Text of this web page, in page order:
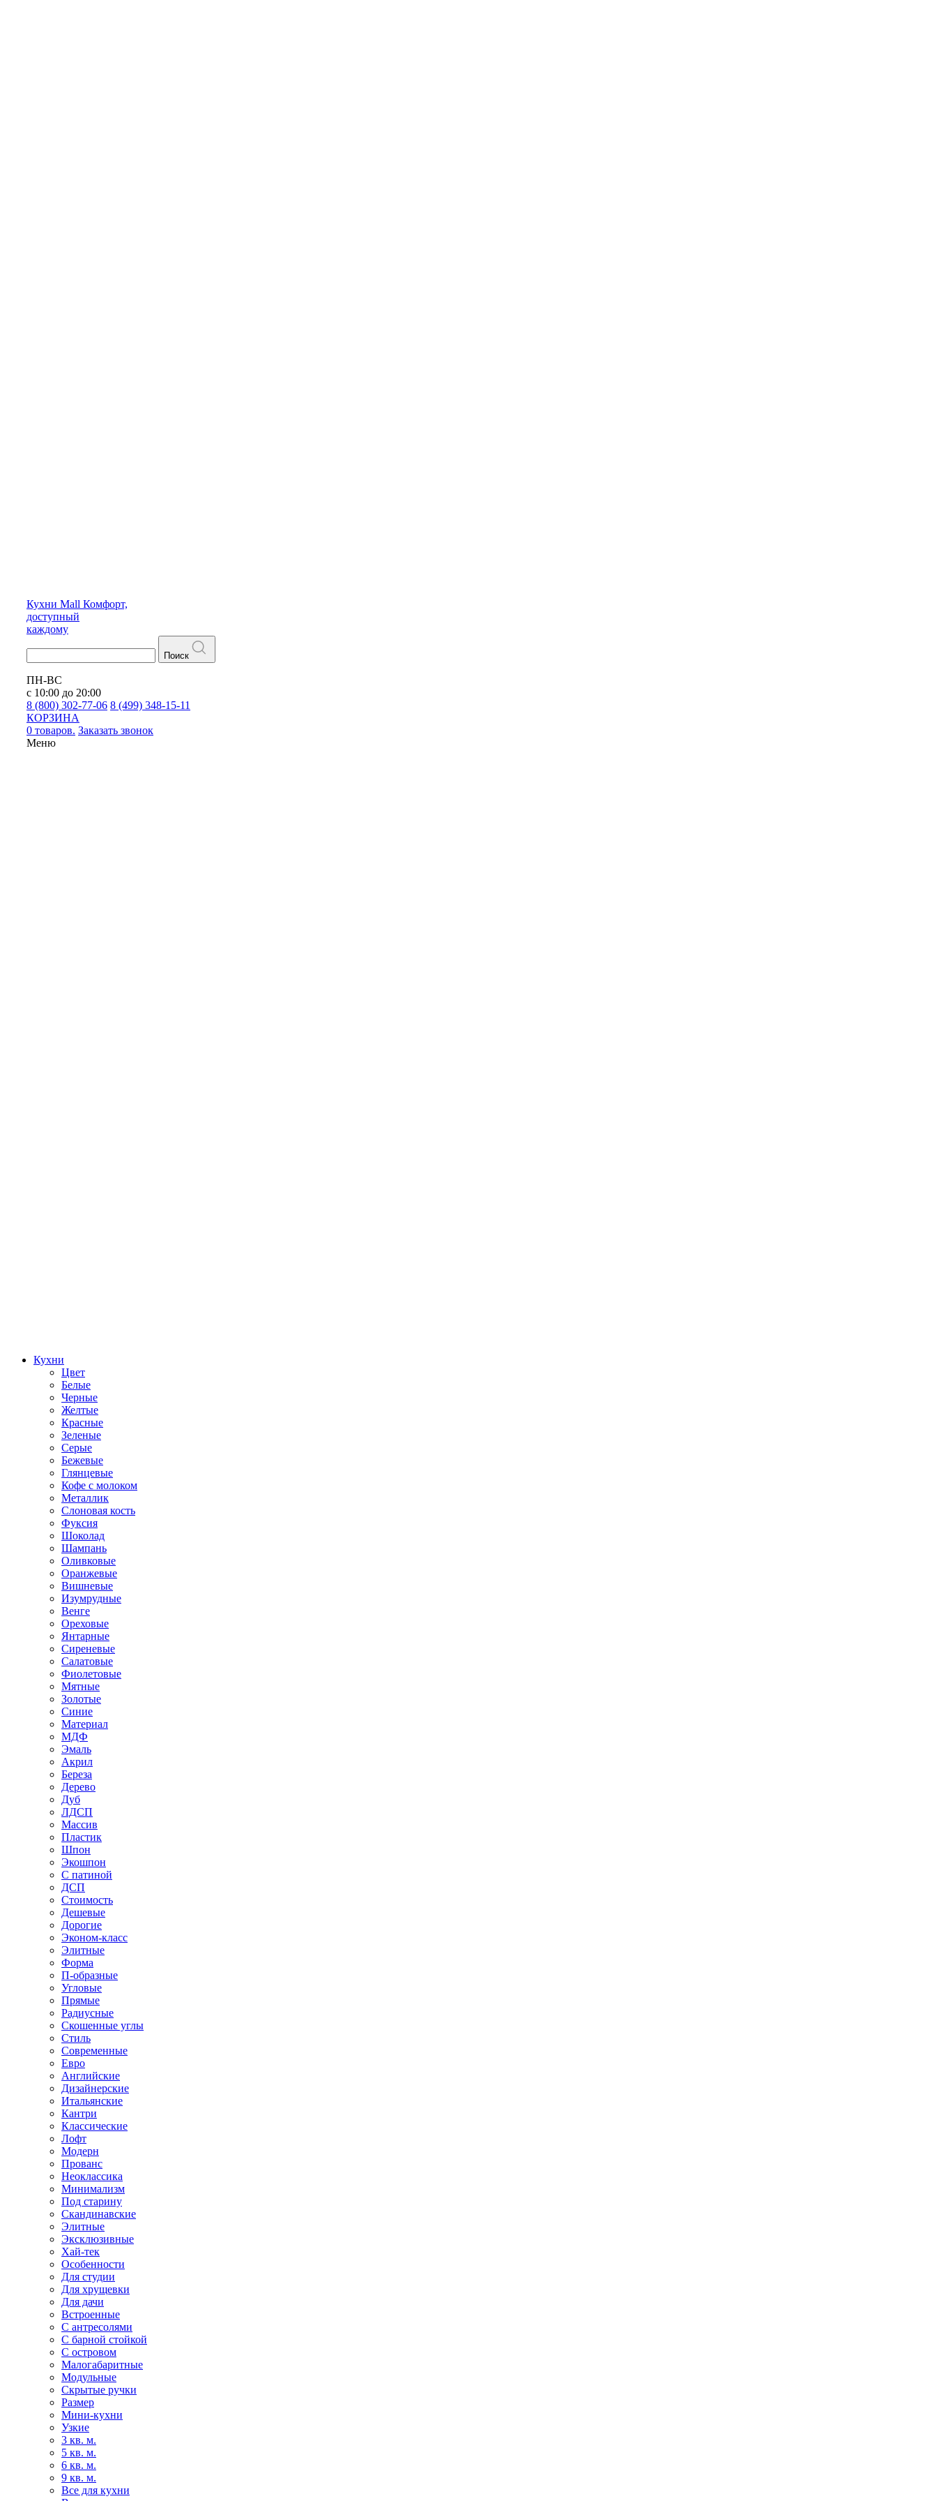
Кухни Mall Комфорт,
доступный
каждому
Поиск
ПН-ВС
с 10:00 до 20:00
8 (800) 302-77-06 8 (499) 348-15-11
КОРЗИНА
0 товаров. Заказать звонок
Меню
Кухни
Цвет
Белые
Черные
Желтые
Красные
Зеленые
Серые
Бежевые
Глянцевые
Кофе с молоком
Металлик
Слоновая кость
Фуксия
Шоколад
Шампань
Оливковые
Оранжевые
Вишневые
Изумрудные
Венге
Ореховые
Янтарные
Сиреневые
Салатовые
Фиолетовые
Мятные
Золотые
Синие
Материал
МДФ
Эмаль
Акрил
Береза
Дерево
Дуб
ЛДСП
Массив
Пластик
Шпон
Экошпон
С патиной
ДСП
Стоимость
Дешевые
Дорогие
Эконом-класс
Элитные
Форма
П-образные
Угловые
Прямые
Радиусные
Скошенные углы
Стиль
Современные
Евро
Английские
Дизайнерские
Итальянские
Кантри
Классические
Лофт
Модерн
Прованс
Неоклассика
Минимализм
Под старину
Скандинавские
Элитные
Эксклюзивные
Хай-тек
Особенности
Для студии
Для хрущевки
Для дачи
Встроенные
С антресолями
С барной стойкой
С островом
Малогабаритные
Модульные
Скрытые ручки
Размер
Мини-кухни
Узкие
3 кв. м.
5 кв. м.
6 кв. м.
9 кв. м.
Все для кухни